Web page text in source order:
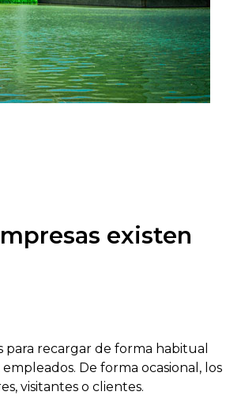
existen
para recargar de forma habitual
De forma ocasional, los
visitantes o clientes.